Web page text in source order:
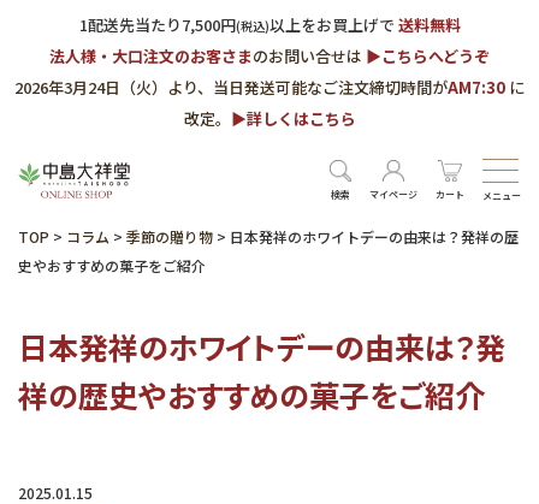
1配送先当たり7,500円(税込)以上をお買上げで 送料無料
法人様・大口注文のお客さまのお問い合せは ▶︎こちらへどうぞ
2026年3月24日（火）より、当日発送可能なご注文締切時間がAM7:30 に
改定。 ▶︎詳しくはこちら
検索 マイページ カート メニュー
TOP > コラム > 季節の贈り物 > 日本発祥のホワイトデーの由来は？発祥の歴
史やおすすめの菓子をご紹介
日本発祥のホワイトデーの由来は？発
祥の歴史やおすすめの菓子をご紹介
2025.01.15